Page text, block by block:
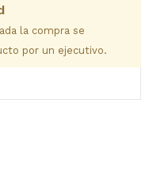
la compra se
por un ejecutivo.